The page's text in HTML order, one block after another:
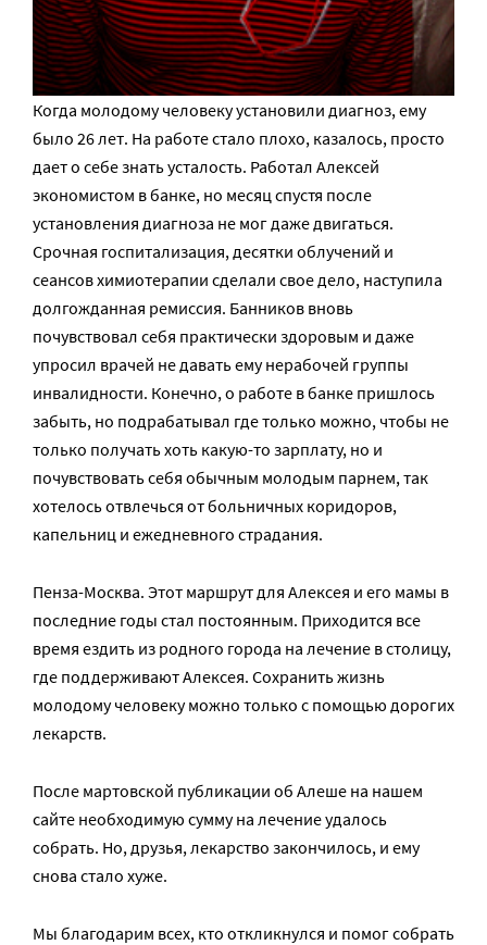
Когда молодому человеку установили диагноз, ему
было 26 лет. На работе стало плохо, казалось, просто
дает о себе знать усталость. Работал Алексей
экономистом в банке, но месяц спустя после
установления диагноза не мог даже двигаться.
Срочная госпитализация, десятки облучений и
сеансов химиотерапии сделали свое дело, наступила
долгожданная ремиссия. Банников вновь
почувствовал себя практически здоровым и даже
упросил врачей не давать ему нерабочей группы
инвалидности. Конечно, о работе в банке пришлось
забыть, но подрабатывал где только можно, чтобы не
только получать хоть какую-то зарплату, но и
почувствовать себя обычным молодым парнем, так
хотелось отвлечься от больничных коридоров,
капельниц и ежедневного страдания.
Пенза-Москва. Этот маршрут для Алексея и его мамы в
последние годы стал постоянным. Приходится все
время ездить из родного города на лечение в столицу,
где поддерживают Алексея. Сохранить жизнь
молодому человеку можно только с помощью дорогих
лекарств.
После мартовской публикации об Алеше на нашем
сайте необходимую сумму на лечение удалось
собрать. Но, друзья, лекарство закончилось, и ему
снова стало хуже.
Мы благодарим всех, кто откликнулся и помог собрать